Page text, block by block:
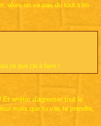
alors on va pas du tout s'en
ce que j'ai à faire !
arrêter d'agresser tout le
mois que tu vas te prendre,